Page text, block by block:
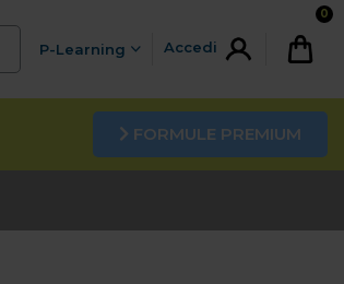
P-Learning Accedi
0
FORMULE PREMIUM